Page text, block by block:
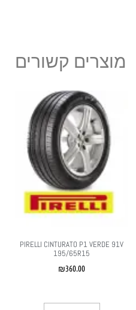
מוצרים קשורים
PIRELLI CINTURATO P1 VERDE 91V
195/65R15
₪360.00